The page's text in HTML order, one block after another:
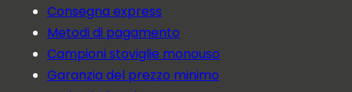
Consegna express
Metodi di pagamento
Campioni stoviglie monouso
Garanzia del prezzo minimo